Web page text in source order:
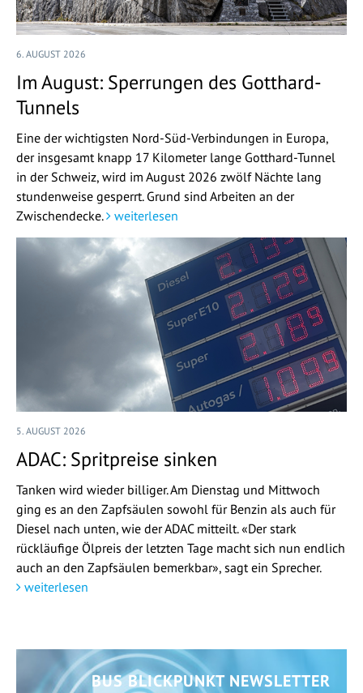
6. AUGUST 2026
Im August: Sperrungen des Gotthard-
Tunnels
Eine der wichtigsten Nord-Süd-Verbindungen in Europa,
der insgesamt knapp 17 Kilometer lange Gotthard-Tunnel
in der Schweiz, wird im August 2026 zwölf Nächte lang
stundenweise gesperrt. Grund sind Arbeiten an der
Zwischendecke.
weiterlesen
5. AUGUST 2026
ADAC: Spritpreise sinken
Tanken wird wieder billiger. Am Dienstag und Mittwoch
ging es an den Zapfsäulen sowohl für Benzin als auch für
Diesel nach unten, wie der ADAC mitteilt. «Der stark
rückläufige Ölpreis der letzten Tage macht sich nun endlich
auch an den Zapfsäulen bemerkbar», sagt ein Sprecher.
weiterlesen
BUS BLICKPUNKT NEWSLETTER